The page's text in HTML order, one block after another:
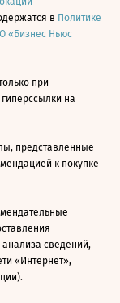
в Политике
«Бизнес Ньюс
при
на
представленные
к покупке
сведений,
«Интернет»,